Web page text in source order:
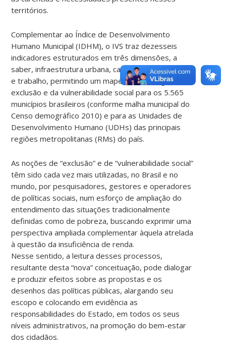
territórios.
Complementar ao Índice de Desenvolvimento
Humano Municipal (IDHM), o IVS traz dezesseis
indicadores estruturados em três dimensões, a
saber, infraestrutura urbana, capital humano e renda
e trabalho, permitindo um mapeamento singular da
exclusão e da vulnerabilidade social para os 5.565
municípios brasileiros (conforme malha municipal do
Censo demográfico 2010) e para as Unidades de
Desenvolvimento Humano (UDHs) das principais
regiões metropolitanas (RMs) do país.
As noções de “exclusão” e de “vulnerabilidade social”
têm sido cada vez mais utilizadas, no Brasil e no
mundo, por pesquisadores, gestores e operadores
de políticas sociais, num esforço de ampliação do
entendimento das situações tradicionalmente
definidas como de pobreza, buscando exprimir uma
perspectiva ampliada complementar àquela atrelada
à questão da insuficiência de renda.
Nesse sentido, a leitura desses processos,
resultante desta “nova” conceituação, pode dialogar
e produzir efeitos sobre as propostas e os
desenhos das políticas públicas, alargando seu
escopo e colocando em evidência as
responsabilidades do Estado, em todos os seus
níveis administrativos, na promoção do bem-estar
dos cidadãos.